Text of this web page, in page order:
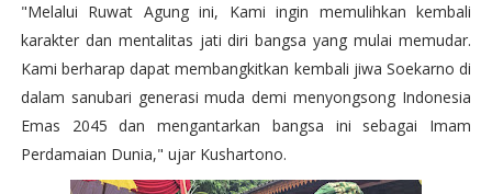
"Melalui Ruwat Agung ini, Kami ingin memulihkan kembali
karakter dan mentalitas jati diri bangsa yang mulai memudar.
Kami berharap dapat membangkitkan kembali jiwa Soekarno di
dalam sanubari generasi muda demi menyongsong Indonesia
Emas 2045 dan mengantarkan bangsa ini sebagai Imam
Perdamaian Dunia," ujar Kushartono.